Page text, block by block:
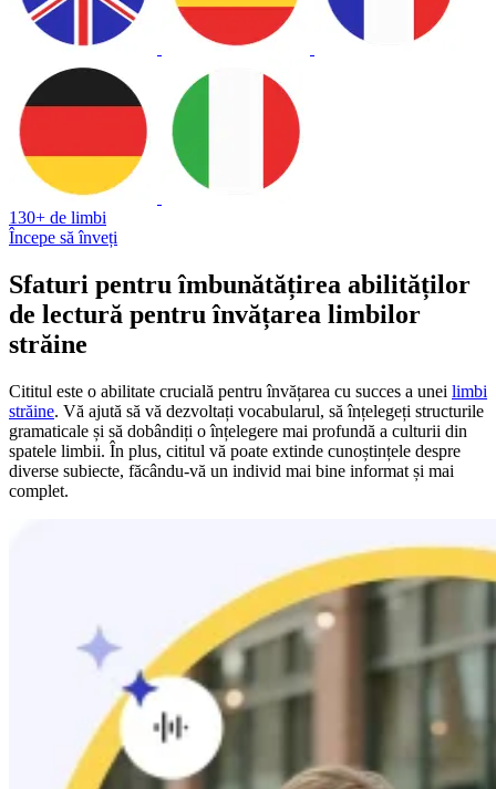
130+ de limbi
Începe să înveți
Sfaturi pentru îmbunătățirea abilităților
de lectură pentru învățarea limbilor
străine
Cititul este o abilitate crucială pentru învățarea cu succes a unei limbi
străine. Vă ajută să vă dezvoltați vocabularul, să înțelegeți structurile
gramaticale și să dobândiți o înțelegere mai profundă a culturii din
spatele limbii. În plus, cititul vă poate extinde cunoștințele despre
diverse subiecte, făcându-vă un individ mai bine informat și mai
complet.